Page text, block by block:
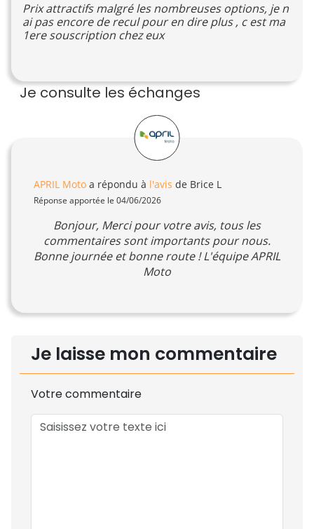
Prix attractifs malgré les nombreuses options, je n
ai pas encore de recul pour en dire plus , c est ma
1ere souscription chez eux
Je consulte les échanges
APRIL Moto a répondu à l'avis de Brice L
Réponse apportée le 04/06/2026
Bonjour, Merci pour votre avis, tous les
commentaires sont importants pour nous.
Bonne journée et bonne route ! L'équipe APRIL
Moto
Je laisse mon commentaire
Votre commentaire